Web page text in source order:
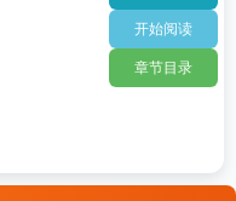
开始阅读
章节目录